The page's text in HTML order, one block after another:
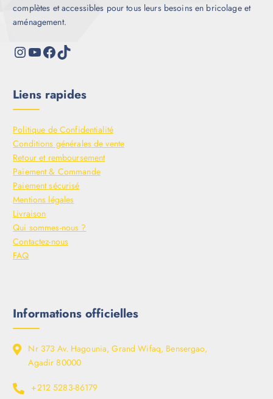
complètes et accessibles pour tous leurs besoins en bricolage et
aménagement.
Liens rapides
Politique de Confidentialité
Conditions générales de vente
Retour et remboursement
Paiement & Commande
Paiement sécurisé
Mentions légales
Livraison
Qui sommes-nous ?
Contactez-nous
FAQ
Informations officielles
Nr 373 Av. Hagounia, Grand Wifaq, Bensergao,
Agadir 80000
+212 5283-86179